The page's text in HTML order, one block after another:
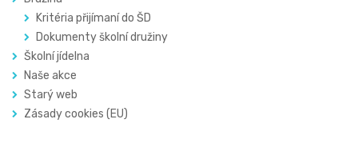
Kritéria přijímaní do ŠD
Dokumenty školní družiny
Školní jídelna
Naše akce
Starý web
Zásady cookies (EU)